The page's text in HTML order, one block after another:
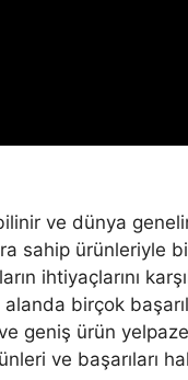
ve dünya
sahip ürünleriyle
ihtiyaçlarını
birçok
geniş ürün
ve başarıları